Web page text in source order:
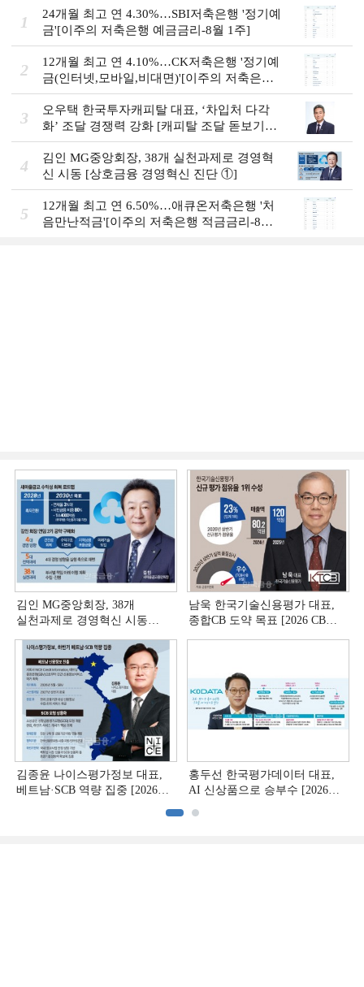
1
24개월 최고 연 4.30%…SBI저축은행 '정기예
금'[이주의 저축은행 예금금리-8월 1주]
2
12개월 최고 연 4.10%…CK저축은행 '정기예
금(인터넷,모바일,비대면)'[이주의 저축은행
예금금리-8월 1주]
3
오우택 한국투자캐피탈 대표, ‘차입처 다각
화ʼ 조달 경쟁력 강화 [캐피탈 조달 돋보기
(12)]
4
김인 MG중앙회장, 38개 실천과제로 경영혁
신 시동 [상호금융 경영혁신 진단 ①]
5
12개월 최고 연 6.50%…애큐온저축은행 '처
음만난적금'[이주의 저축은행 적금금리-8월
김인 MG중앙회장, 38개
실천과제로 경영혁신 시동
남욱 한국기술신용평가 대표,
종합CB 도약 목표 [2026 CB사
김종윤 나이스평가정보 대표,
베트남·SCB 역량 집중 [2026
홍두선 한국평가데이터 대표,
AI 신상품으로 승부수 [2026